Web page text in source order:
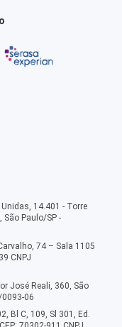
14.401 - Torre
São Paulo/SP -
74 – Sala 1105
CNPJ
José Reali, 360, São
0093-06
Bl C, 109, Sl 301, Ed.